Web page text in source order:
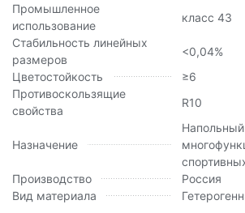
Промышленное
использование
класс 43
Стабильность линейных
размеров
<0,04%
Цветостойкость
≥6
Противоскользящие
свойства
R10
Назначение
Производство
Россия
Вид материала